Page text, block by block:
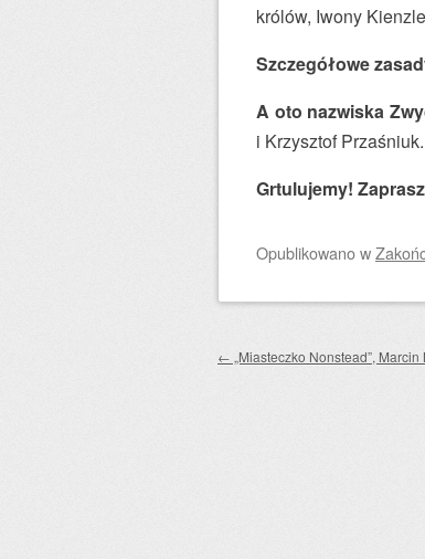
królów, Iwony
Szczegółowe
A oto nazwiska
i Krzysztof Przaśniuk.
Grtulujemy!
Opublikowanow
Zobacz wpisy
← „Miasteczko Nonstead”,